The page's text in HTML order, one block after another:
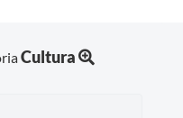
Cultura